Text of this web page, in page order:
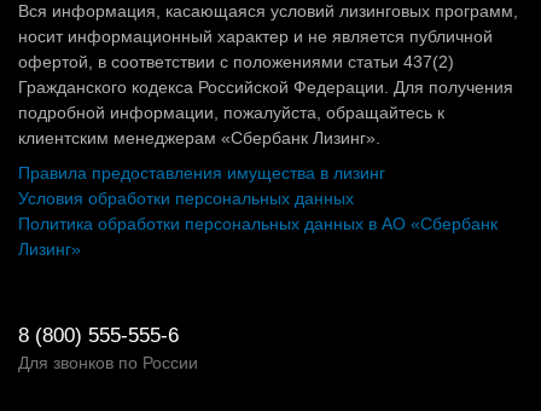
Вся информация, касающаяся условий лизинговых программ,
носит информационный характер и не является публичной
офертой, в соответствии с положениями статьи 437(2)
Гражданского кодекса Российской Федерации. Для получения
подробной информации, пожалуйста, обращайтесь к
клиентским менеджерам «Сбербанк Лизинг».
Правила предоставления имущества в лизинг
Условия обработки персональных данных
Политика обработки персональных данных в АО «Сбербанк
Лизинг»
8 (800) 555-555-6
Для звонков по России